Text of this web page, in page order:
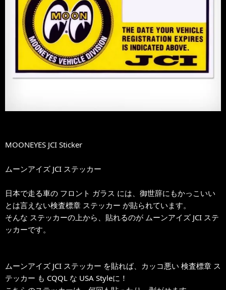
MOONEYES JCI Sticker
ムーンアイズ JCI ステッカー
日本で走る車の フロント ガラス には、御世辞にもかっこいい
とは言えない検査標章 ステッカー が貼られています。
そんな ステッカーの上から、貼れるのが ムーンアイズ JCI ステ
ッカーです。
ムーンアイズ JCI ステッカー を貼れば、カッコ悪い 検査標章 ス
テッカー も CQQL な USA Styleに！